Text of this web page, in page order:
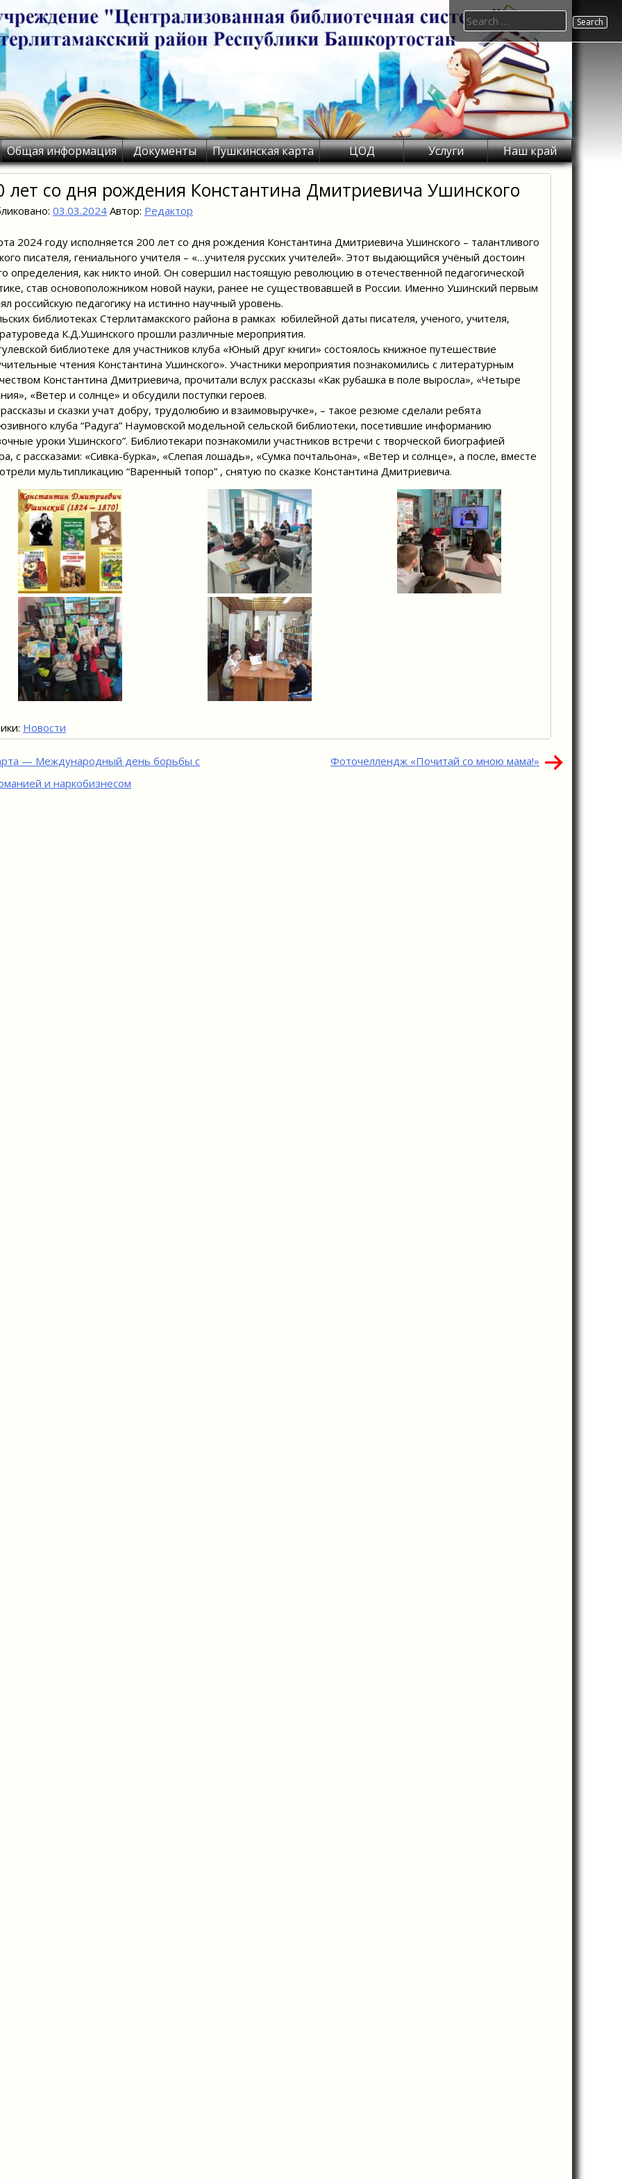
Общая информация Документы Пушкинская карта ЦОД Услуги Наш край
Search
for:
лет со дня рождения Константина Дмитриевича Ушинского
03.03.2024 Автор: Редактор
2024 году исполняется 200 лет со дня рождения Константина Дмитриевича Ушинского – талантливого
писателя, гениального учителя – «…учителя русских учителей». Этот выдающийся учёный достоин
определения, как никто иной. Он совершил настоящую революцию в отечественной педагогической
став основоположником новой науки, ранее не существовавшей в России. Именно Ушинский первым
российскую педагогику на истинно научный уровень.
библиотеках Стерлитамакского района в рамках юбилейной даты писателя, ученого, учителя,
К.Д.Ушинского прошли различные мероприятия.
библиотеке для участников клуба «Юный друг книги» состоялось книжное путешествие
чтения Константина Ушинского». Участники мероприятия познакомились с литературным
Константина Дмитриевича, прочитали вслух рассказы «Как рубашка в поле выросла», «Четыре
«Ветер и солнце» и обсудили поступки героев.
рассказы и сказки учат добру, трудолюбию и взаимовыручке», – такое резюме сделали ребята
клуба “Радуга” Наумовской модельной сельской библиотеки, посетившие информанию
уроки Ушинского”. Библиотекари познакомили участников встречи с творческой биографией
с рассказами: «Сивка-бурка», «Слепая лошадь», «Сумка почтальона», «Ветер и солнце», а после, вместе
мультипликацию “Варенный топор” , снятую по сказке Константина Дмитриевича.
Новости
— Международный день борьбы c
и наркобизнесом
Фоточеллендж «Почитай со мною мама!»